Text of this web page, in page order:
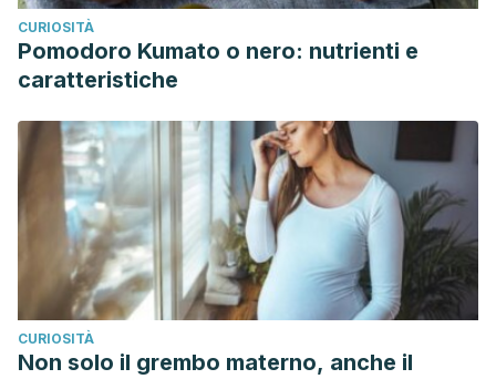
CURIOSITÀ
Pomodoro Kumato o nero: nutrienti e
caratteristiche
CURIOSITÀ
Non solo il grembo materno, anche il